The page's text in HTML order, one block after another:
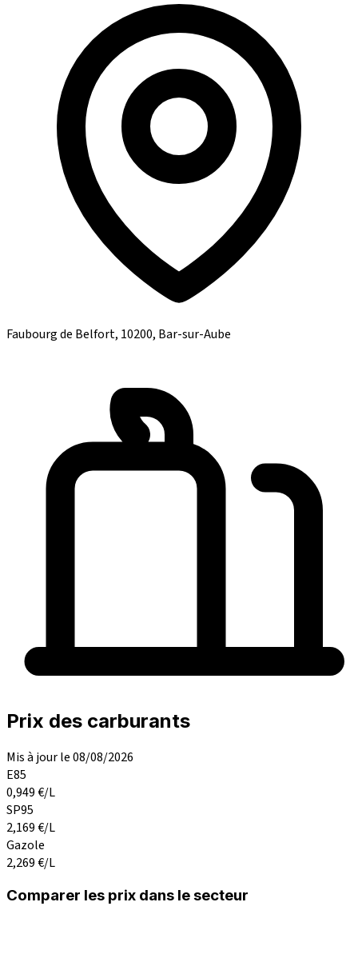
Faubourg de Belfort, 10200, Bar-sur-Aube
Prix des carburants
Mis à jour le 08/08/2026
E85
0,949€/L
SP95
2,169€/L
Gazole
2,269€/L
Comparer les prix dans le secteur